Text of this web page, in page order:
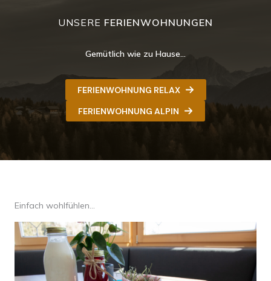
UNSERE FERIENWOHNUNGEN
Gemütlich wie zu Hause…
FERIENWOHNUNG RELAX
FERIENWOHNUNG ALPIN
Einfach wohlfühlen…